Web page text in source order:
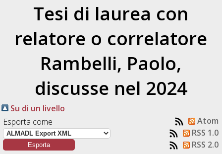
Tesi di laurea con
relatore o correlatore
Rambelli, Paolo,
discusse nel 2024
Su di un livello
Esporta come
Atom
RSS 1.0
RSS 2.0